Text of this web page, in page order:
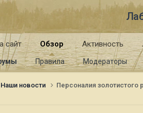
сайт Обзор
Правила Модераторы
Активность
Наши новости Персоналия